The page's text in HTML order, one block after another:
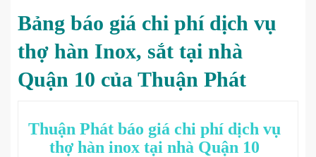
Bảng báo giá chi phí dịch vụ
thợ hàn Inox, sắt tại nhà
Quận 10 của Thuận Phát
Thuận Phát báo giá chi phí dịch vụ
thợ hàn inox tại nhà Quận 10